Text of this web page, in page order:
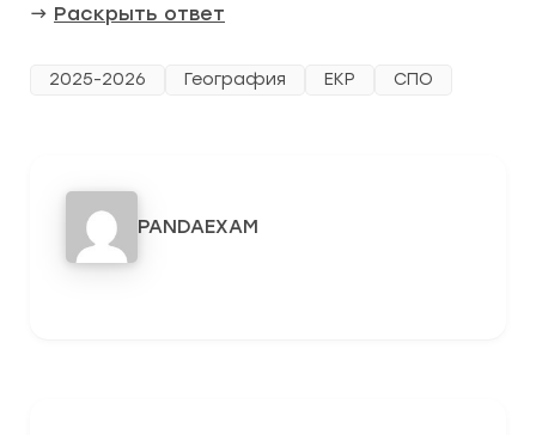
→ Раскрыть ответ
2025-2026 География ЕКР СПО
PANDAEXAM